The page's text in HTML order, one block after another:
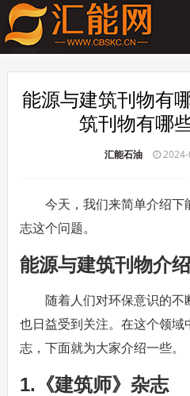
能源与建筑刊物有
筑刊物有哪
汇能石油
今天，我们来简单介绍下
志这个问题。
能源与建筑刊物介绍
随着人们对环保意识的
也日益受到关注。在这个领域
志，下面就为大家介绍一些。
1.《建筑师》杂志